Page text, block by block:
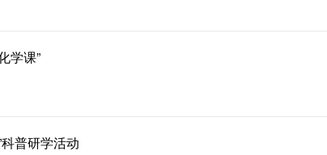
学课”
普研学活动